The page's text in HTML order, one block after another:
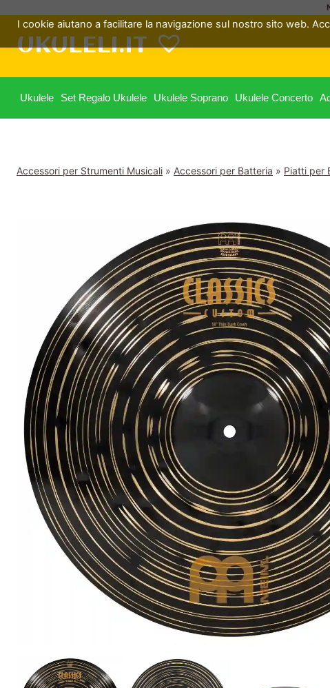
contenuto
UKULELI.IT
Ukulele Set Regalo Ukulele Ukulele Soprano Ukulele Concerto
Accessori per Strumenti Musicali » Accessori per Batteria » Piatti per
I cookie aiutano a facilitare la navigazione sul nostro sito web.